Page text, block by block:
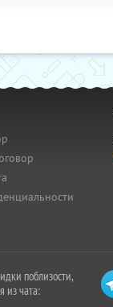
поблизости,
из чата: